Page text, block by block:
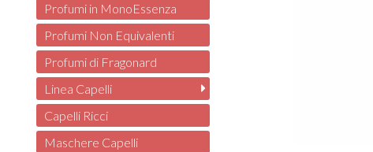
Profumi in MonoEssenza
Profumi Non Equivalenti
Profumi di Fragonard
Linea Capelli
Capelli Ricci
Maschere Capelli